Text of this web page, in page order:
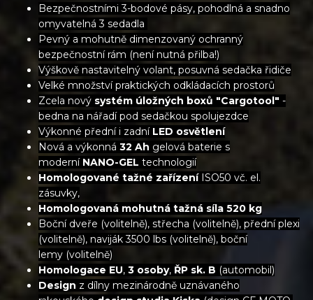
Bezpečnostními 3-bodové pásy, pohodlná a snadno
omyvatelná 3 sedadla
Pevný a mohutně dimenzovaný ochranný
bezpečnostní rám (není nutná přilba!)
Výškově nastavitelný volant, posuvná sedačka řidiče
Velké množství praktických odkládacích prostorů
Zcela nový systém úložných boxů "Cargotool" -
bedna na nářadí pod sedačkou spolujezdce
Výkonné přední i zadní LED osvětlení
Nová a výkonná 32 Ah gelová baterie s
moderní NANO-GEL technologií
Homologované tažné zařízeníISO50 vč. el.
zásuvky,
Homologovaná mohutná tažná síla 520 kg
Boční dveře (volitelně), střecha (volitelně), přední plexi
(volitelně), naviják 3500 lbs (volitelně), boční
lemy (volitelně)
Homologace EU, 3 osoby, ŘP sk. B (automobil)
Design z dílny mezinárodně uznávaného